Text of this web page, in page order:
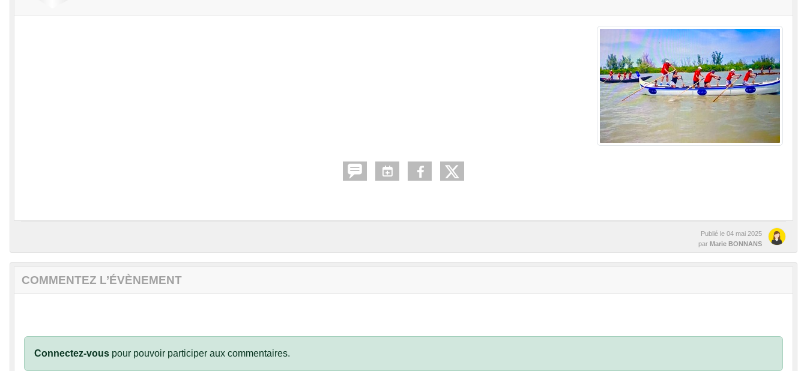
Publié le 04 mai 2025
par Marie BONNANS
COMMENTEZ L’ÉVÈNEMENT
Connectez-vous pour pouvoir participer aux commentaires.